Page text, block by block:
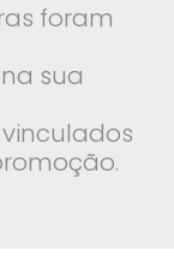
foram
sua